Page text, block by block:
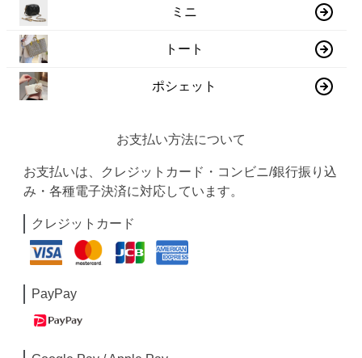
ミニ
トート
ポシェット
お支払い方法について
お支払いは、クレジットカード・コンビニ/銀行振り込
み・各種電子決済に対応しています。
クレジットカード
PayPay